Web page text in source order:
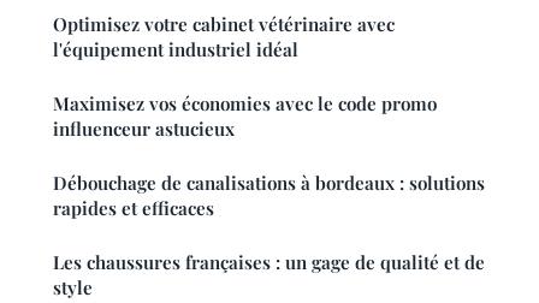
Optimisez votre cabinet vétérinaire avec
l'équipement industriel idéal
Maximisez vos économies avec le code promo
influenceur astucieux
Débouchage de canalisations à bordeaux : solutions
rapides et efficaces
Les chaussures françaises : un gage de qualité et de
style